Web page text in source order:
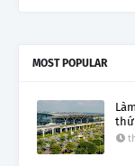
MOST POPULAR
thứ